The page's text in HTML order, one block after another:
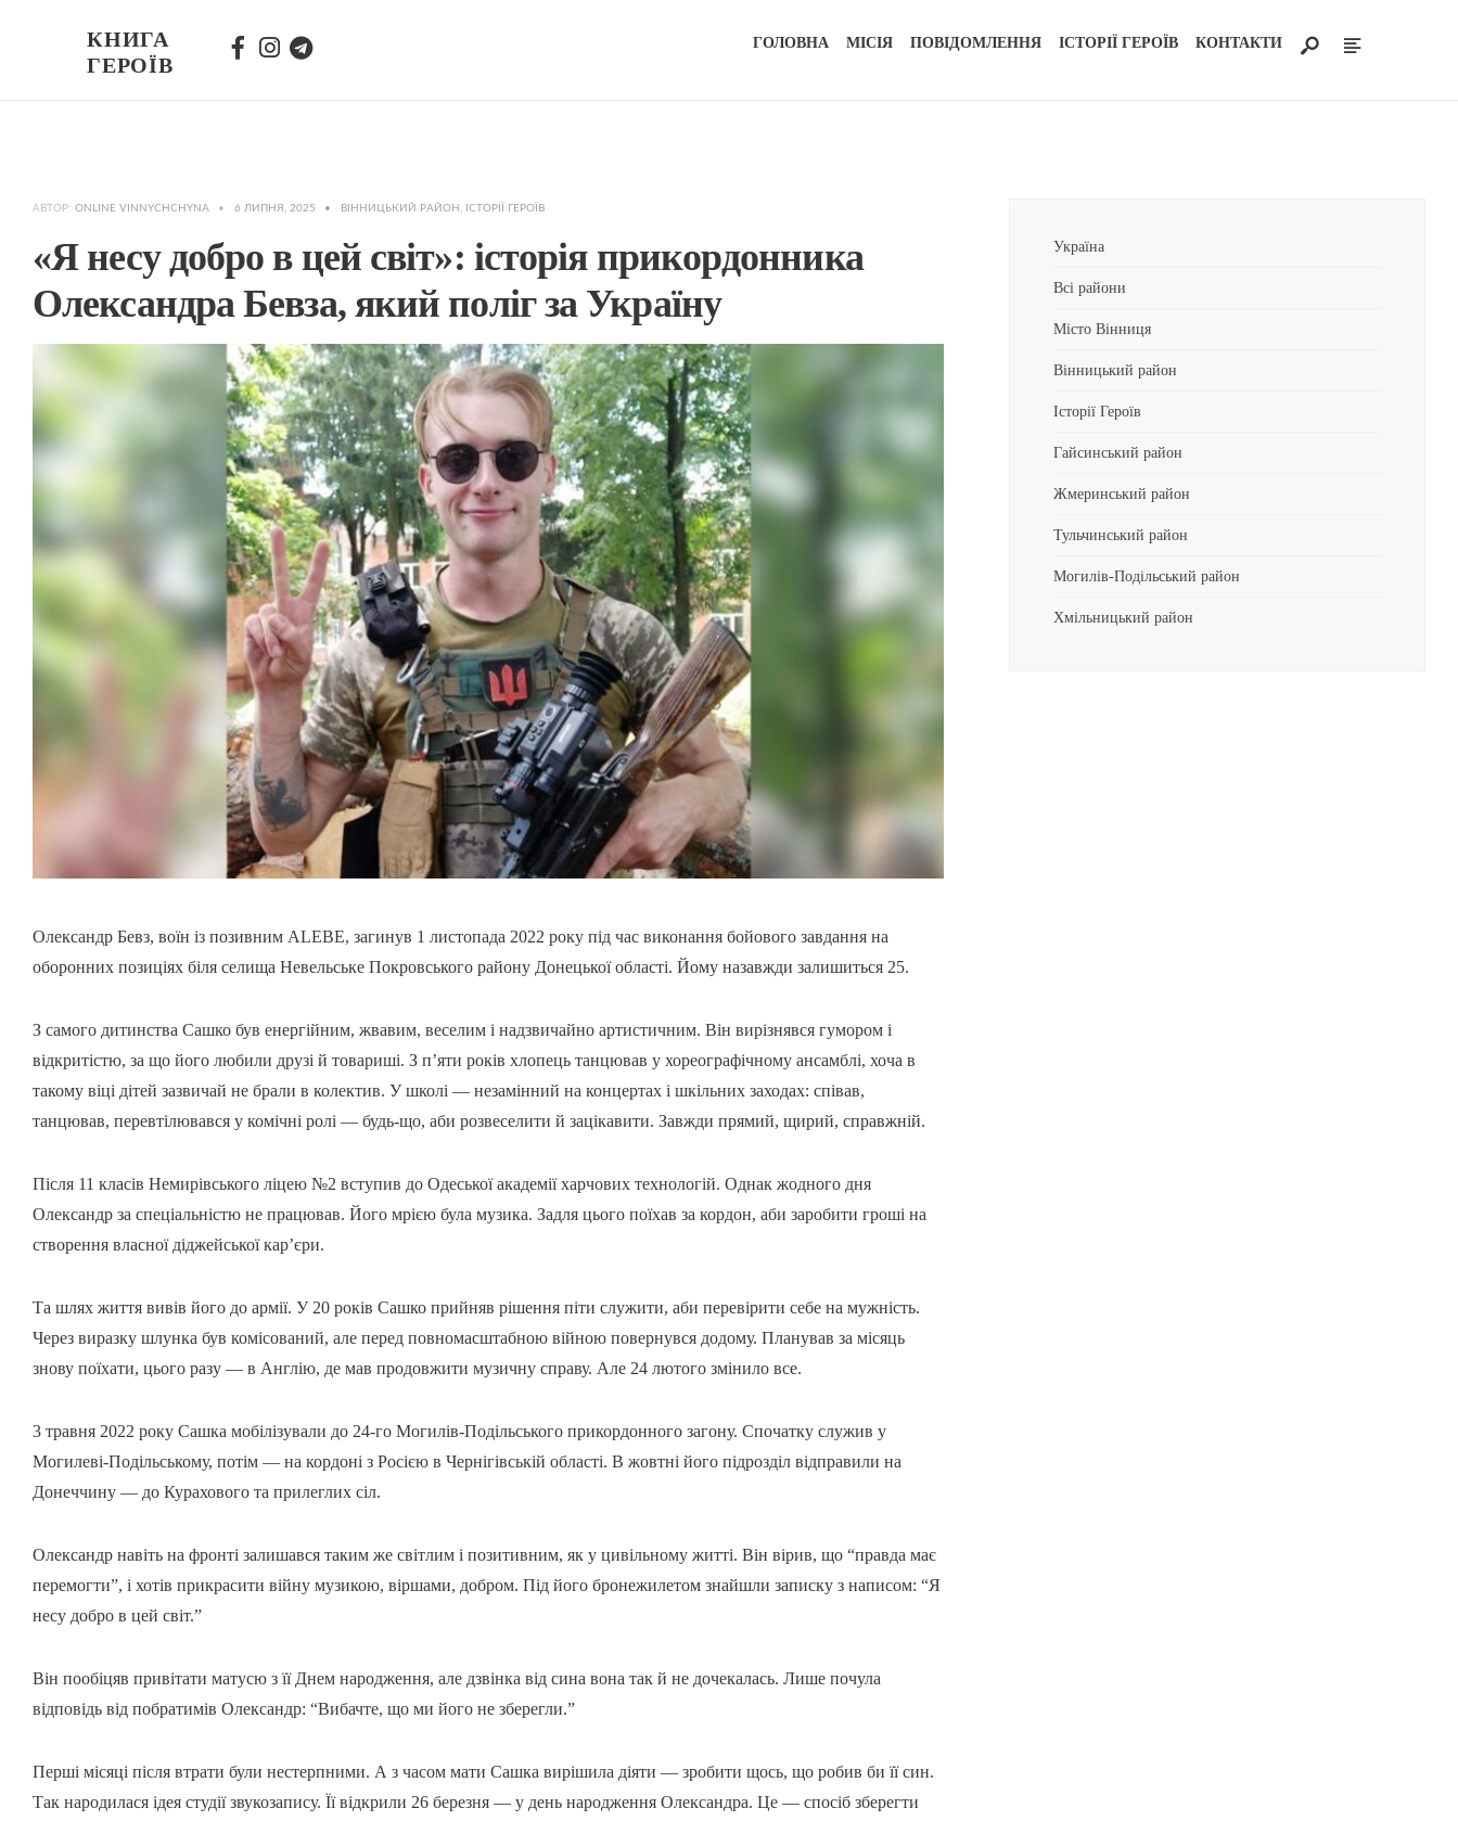
КНИГА
ГЕРОЇВ
ГОЛОВНА МІСІЯ ПОВІДОМЛЕННЯ ІСТОРІЇ ГЕРОЇВ КОНТАКТИ
АВТОР: ONLINE VINNYCHCHYNA • 6 ЛИПНЯ, 2025 • ВІННИЦЬКИЙ РАЙОН , ІСТОРІЇ ГЕРОЇВ
«Я несу добро в цей світ»: історія прикордонника
Олександра Бевза, який поліг за Україну
Олександр Бевз, воїн із позивним ALEBE, загинув 1 листопада 2022 року під час виконання бойового завдання на
оборонних позиціях біля селища Невельське Покровського району Донецької області. Йому назавжди залишиться 25.
З самого дитинства Сашко був енергійним, жвавим, веселим і надзвичайно артистичним. Він вирізнявся гумором і
відкритістю, за що його любили друзі й товариші. З п’яти років хлопець танцював у хореографічному ансамблі, хоча в
такому віці дітей зазвичай не брали в колектив. У школі — незамінний на концертах і шкільних заходах: співав,
танцював, перевтілювався у комічні ролі — будь-що, аби розвеселити й зацікавити. Завжди прямий, щирий, справжній.
Після 11 класів Немирівського ліцею №2 вступив до Одеської академії харчових технологій. Однак жодного дня
Олександр за спеціальністю не працював. Його мрією була музика. Задля цього поїхав за кордон, аби заробити гроші на
створення власної діджейської кар’єри.
Та шлях життя вивів його до армії. У 20 років Сашко прийняв рішення піти служити, аби перевірити себе на мужність.
Через виразку шлунка був комісований, але перед повномасштабною війною повернувся додому. Планував за місяць
знову поїхати, цього разу — в Англію, де мав продовжити музичну справу. Але 24 лютого змінило все.
3 травня 2022 року Сашка мобілізували до 24-го Могилів-Подільського прикордонного загону. Спочатку служив у
Могилеві-Подільському, потім — на кордоні з Росією в Чернігівській області. В жовтні його підрозділ відправили на
Донеччину — до Курахового та прилеглих сіл.
Олександр навіть на фронті залишався таким же світлим і позитивним, як у цивільному житті. Він вірив, що “правда має
перемогти”, і хотів прикрасити війну музикою, віршами, добром. Під його бронежилетом знайшли записку з написом: “Я
несу добро в цей світ.”
Він пообіцяв привітати матусю з її Днем народження, але дзвінка від сина вона так й не дочекалась. Лише почула
відповідь від побратимів Олександр: “Вибачте, що ми його не зберегли.”
Перші місяці після втрати були нестерпними. А з часом мати Сашка вирішила діяти — зробити щось, що робив би її син.
Так народилася ідея студії звукозапису. Її відкрили 26 березня — у день народження Олександра. Це — спосіб зберегти
Україна
Всі райони
Місто Вінниця
Вінницький район
Історії Героїв
Гайсинський район
Жмеринський район
Тульчинський район
Могилів-Подільський район
Хмільницький район